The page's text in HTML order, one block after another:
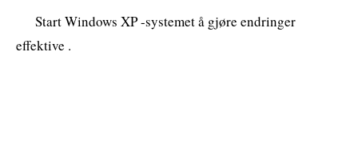
Start Windows XP -systemet å gjøre endringer
effektive .